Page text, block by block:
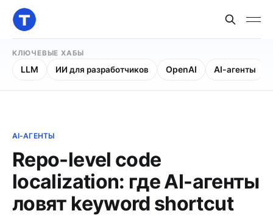
КЛЮЧЕВЫЕ ХАБЫ
LLM ИИ для разработчиков OpenAI AI-агенты
AI-АГЕНТЫ
Repo-level code
localization: где AI-агенты
ловят keyword shortcut